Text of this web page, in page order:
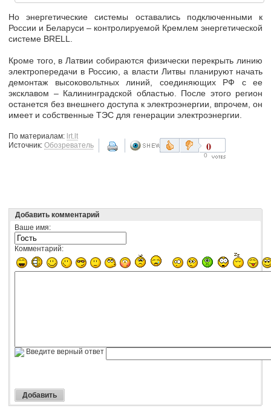
Но энергетические системы оставались подключенными к
России и Беларуси – контролируемой Кремлем энергетической
системе BRELL.
Кроме того, в Латвии собираются физически перекрыть линию
электропередачи в Россию, а власти Литвы планируют начать
демонтаж высоковольтных линий, соединяющих РФ с ее
эксклавом – Калининградской областью. После этого регион
останется без внешнего доступа к электроэнергии, впрочем, он
имеет и собственные ТЭС для генерации электроэнергии.
По материалам: lrt.lt
Источник: Обозреватель 0
0
Добавить комментарий
Ваше имя:
Комментарий:
Введите верный ответ